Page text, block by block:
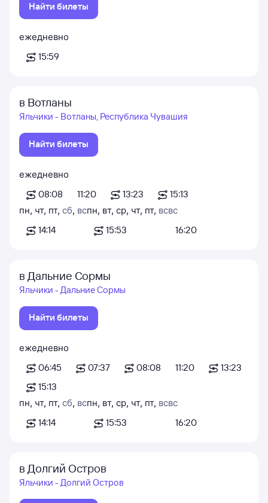
Найти билеты
ежедневно
15:59
в Вотланы
Яльчики - Вотланы, Республика Чувашия
Найти билеты
ежедневно
08:08
11:20 13:23
15:13
пн, чт, пт, сб, вс
14:14
пн, вт, ср, чт, пт, вс
15:53
вс
16:20
в Дальние Сормы
Яльчики - Дальние Сормы
Найти билеты
ежедневно
06:45
07:37 08:08 11:20
13:23
15:13
пн, чт, пт, сб, вс
14:14
пн, вт, ср, чт, пт, вс
15:53
вс
16:20
в Долгий Остров
Яльчики - Долгий Остров